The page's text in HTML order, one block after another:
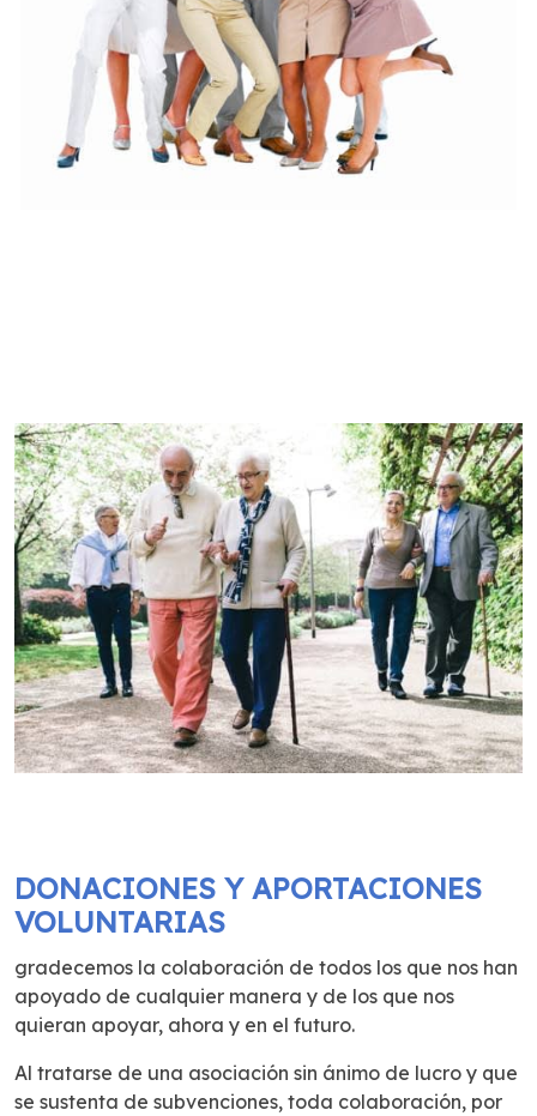
DONACIONES Y APORTACIONES
VOLUNTARIAS
gradecemos la colaboración de todos los que nos han
apoyado de cualquier manera y de los que nos
quieran apoyar, ahora y en el futuro.
Al tratarse de una asociación sin ánimo de lucro y que
se sustenta de subvenciones, toda colaboración, por